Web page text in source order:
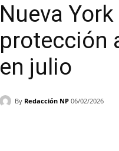
Nueva
protección
en julio
By Redacción NP 06/02/2026